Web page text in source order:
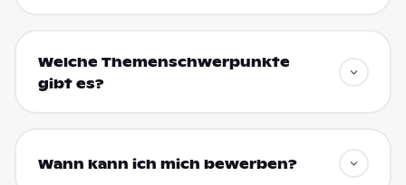
Welche Themenschwerpunkte
gibt es?
Wann kann ich mich bewerben?